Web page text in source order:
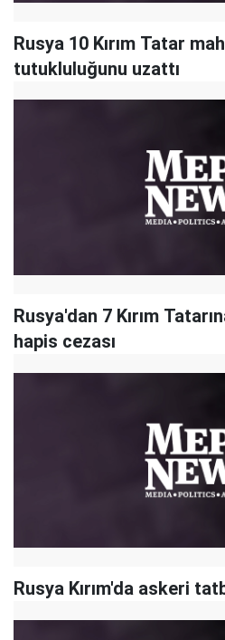
Rusya 10 Kırım Tatar
tutukluluğunu uzattı
Rusya'dan 7 Kırım
hapis cezası
Rusya Kırım'da askeri